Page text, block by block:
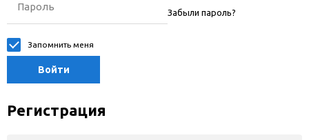
Пароль Забыли пароль?
Запомнить меня
Войти
Регистрация